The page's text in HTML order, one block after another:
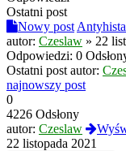
Ostatni post
Nowy post
autor: Czeslaw » 22
Odpowiedzi: 0
Ostatni post autor:
najnowszy post
0
4226 Odsłony
autor: Czeslaw
22 listopada 2021